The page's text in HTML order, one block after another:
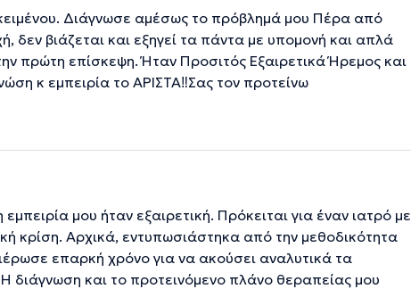
Διάγνωσε αμέσως το πρόβλημά μου Πέρα από
δεν βιάζεται και εξηγεί τα πάντα με υπομονή και απλά
πρώτη επίσκεψη. Ήταν Προσιτός Εξαιρετικά Ήρεμος και
κ εμπειρία το ΑΡΙΣΤΑ‼️Σας τον προτείνω
μου ήταν εξαιρετική. Πρόκειται για έναν ιατρό με
κρίση. Αρχικά, εντυπωσιάστηκα από την μεθοδικότητα
επαρκή χρόνο για να ακούσει αναλυτικά τα
διάγνωση και το προτεινόμενο πλάνο θεραπείας μου